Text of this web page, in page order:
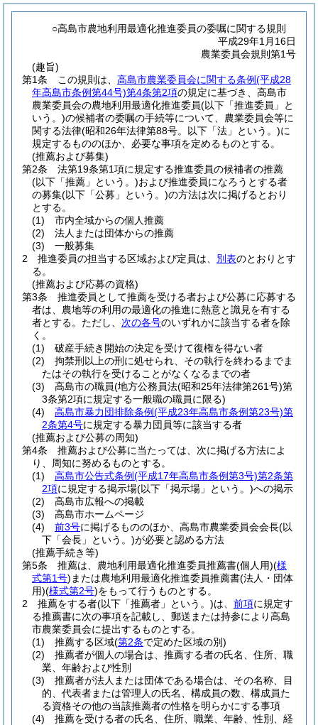
○高島市農地利用最適化推進委員の委嘱に関する規則
平成29年1月16日
農業委員会規則第1号
(趣旨)
第1条
この規則は、 高島市農業委員会に関する条例(平成28
年高島市条例第44号)第4条第2項の規定に基づき、高島市
農業委員会の農地利用最適化推進委員(以下「推進委員」と
いう。)の候補者の委嘱の手続等について、農業委員会等に
関する法律(昭和26年法律第88号。以下「法」という。)に
規定するもののほか、必要な事項を定めるものとする。
(推薦および募集)
第2条
法第19条第1項に規定する推進委員の候補者の推薦
(以下「推薦」という。)および推進委員になろうとする者
の募集(以下「公募」という。)の方法は次に掲げるとおり
とする。
(1)
市内全域からの個人推薦
(2)
法人または団体からの推薦
(3)
一般募集
2
推進委員の担当する区域および定員は、 別表のとおりとす
る。
(推薦および応募の資格)
第3条
推進委員として推薦を受ける者および公募に応募する
者は、農地等の利用の最適化の推進に熱意と識見を有する
者とする。 ただし、 次の各号のいずれかに該当する者を除
く。
(1)
破産手続き開始の決定を受けて復権を得ない者
(2)
拘禁刑以上の刑に処せられ、その執行を終わるまでま
たはその執行を受けることがなくなるまでの者
(3)
高島市の職員(地方公務員法(昭和25年法律第261号)第
3条第2項に規定する一般職の職員に限る)
(4)
高島市暴力団排除条例(平成23年高島市条例第23号)第
2条第4号に規定する暴力団員等に該当する者
(推薦および公募の周知)
第4条
推薦および公募に当たっては、次に掲げる方法によ
り、周知に努めるものとする。
(1)
高島市公告式条例(平成17年高島市条例第3号)第2条第
2項に規定する掲示場(以下「掲示場」という。)への掲示
(2)
高島市広報への掲載
(3)
高島市ホームページ
(4)
前3号に掲げるもののほか、高島市農業委員会会長(以
下「会長」という。)が必要と認める方法
(推薦手続き等)
第5条
推薦は、農地利用最適化推進委員推薦書(個人用)(様
式第1号) または農地利用最適化推進委員推薦書(法人・団体
用)(様式第2号)をもって行うものとする。
2
推薦をする者(以下「推薦者」という。)は、 前項に規定す
る推薦書に次の事項を記載し、郵送または持参により高島
市農業委員会に提出するものとする。
(1)
推薦する区域(第2条で定めた区域の別)
(2)
推薦者が個人の場合は、推薦する者の氏名、住所、職
業、年齢および性別
(3)
推薦者が法人または団体である場合は、その名称、目
的、代表者または管理人の氏名、構成員の数、構成員た
る資格その他の当該推薦者の性格を明らかにする事項
(4)
推薦を受ける者の氏名、住所、職業、年齢、性別、経